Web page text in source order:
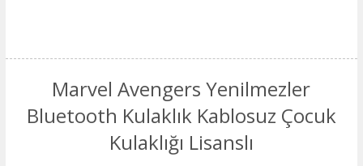
Marvel Avengers Yenilmezler
Bluetooth Kulaklık Kablosuz Çocuk
Kulaklığı Lisanslı